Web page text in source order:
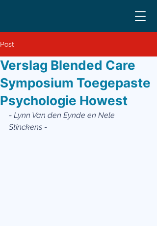
Post
Verslag Blended Care
Symposium Toegepaste
Psychologie Howest
- Lynn Van den Eynde en Nele
Stinckens -